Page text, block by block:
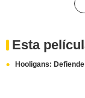
Esta
Hooligans: